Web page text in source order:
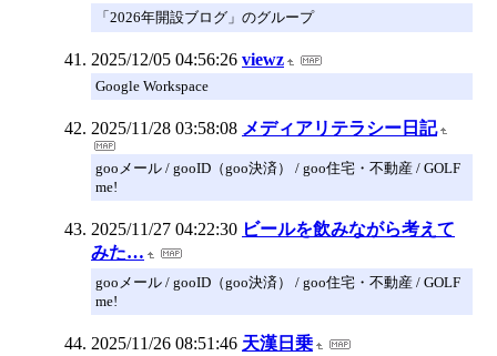
「2026年開設ブログ」のグループ
2025/12/05 04:56:26 viewz
Google Workspace
2025/11/28 03:58:08 メディアリテラシー日記
gooメール / gooID（goo決済） / goo住宅・不動産 / GOLF
me!
2025/11/27 04:22:30 ビールを飲みながら考えて
みた…
gooメール / gooID（goo決済） / goo住宅・不動産 / GOLF
me!
2025/11/26 08:51:46 天漢日乗